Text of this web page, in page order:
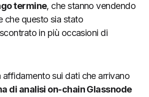
termine, che stanno vendendo
che questo sia stato
in più occasioni di
affidamento sui dati che arrivano
di analisi on-chain Glassnode